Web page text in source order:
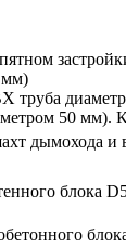
мм)
труба
дымохода
блока